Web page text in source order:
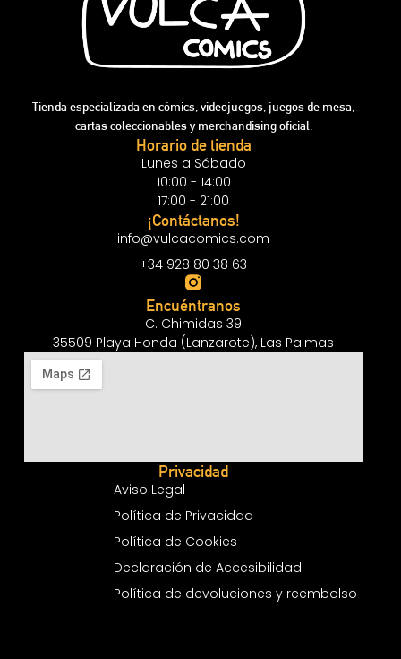
Tienda especializada en cómics, videojuegos, juegos de mesa,
cartas coleccionables y merchandising oficial.
Horario de tienda
Lunes a Sábado
10:00 - 14:00
17:00 - 21:00
¡Contáctanos!
info@vulcacomics.com
+34 928 80 38 63
Encuéntranos
C. Chimidas 39
35509 Playa Honda (Lanzarote), Las Palmas
Privacidad
Aviso Legal
Política de Privacidad
Política de Cookies
Declaración de Accesibilidad
Política de devoluciones y reembolso